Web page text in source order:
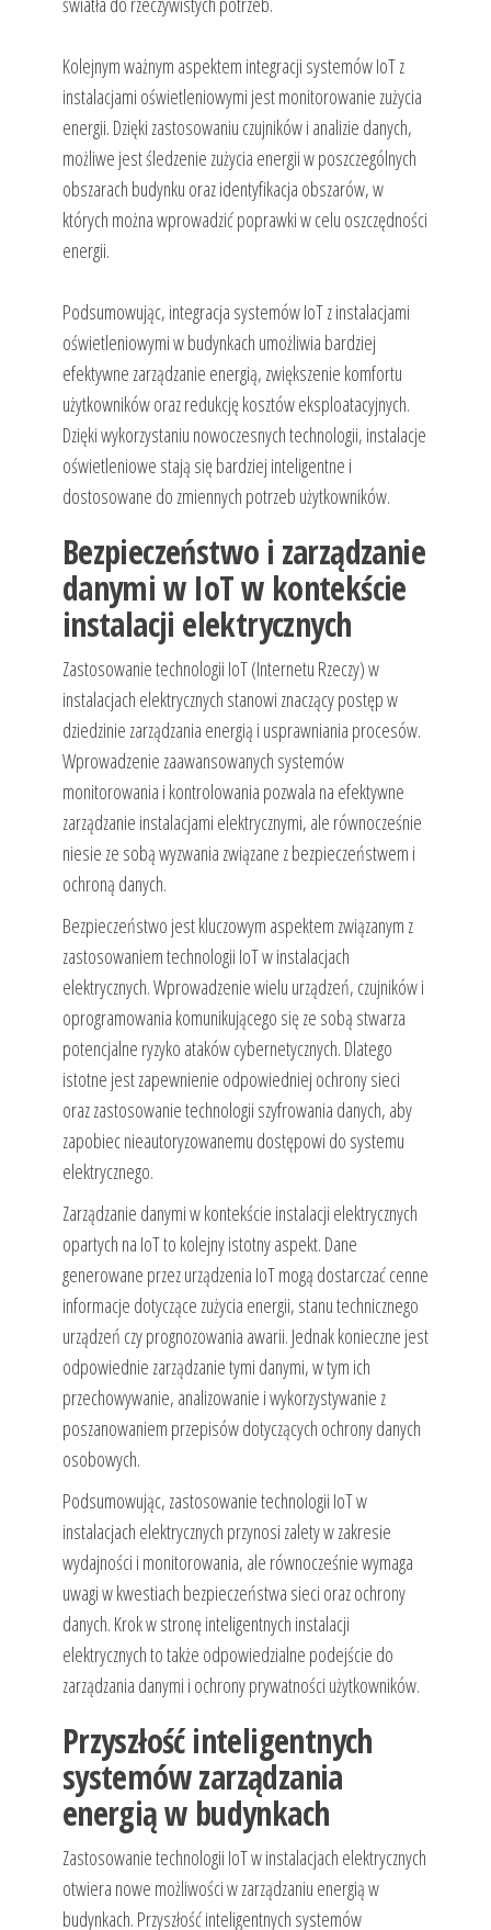
Kolejnym ważnym aspektem integracji systemów IoT z
instalacjami oświetleniowymi jest monitorowanie zużycia
energii. Dzięki zastosowaniu czujników i analizie danych,
możliwe jest śledzenie zużycia energii w poszczególnych
obszarach budynku oraz identyfikacja obszarów, w
których można wprowadzić poprawki w celu oszczędności
energii.
Podsumowując, integracja systemów IoT z instalacjami
oświetleniowymi w budynkach umożliwia bardziej
efektywne zarządzanie energią, zwiększenie komfortu
użytkowników oraz redukcję kosztów eksploatacyjnych.
Dzięki wykorzystaniu nowoczesnych technologii, instalacje
oświetleniowe stają się bardziej inteligentne i
dostosowane do zmiennych potrzeb użytkowników.
Bezpieczeństwo i zarządzanie
danymi w IoT w kontekście
instalacji elektrycznych
Zastosowanie technologii IoT (Internetu Rzeczy) w
instalacjach elektrycznych stanowi znaczący postęp w
dziedzinie zarządzania energią i usprawniania procesów.
Wprowadzenie zaawansowanych systemów
monitorowania i kontrolowania pozwala na efektywne
zarządzanie instalacjami elektrycznymi, ale równocześnie
niesie ze sobą wyzwania związane z bezpieczeństwem i
ochroną danych.
Bezpieczeństwo jest kluczowym aspektem związanym z
zastosowaniem technologii IoT w instalacjach
elektrycznych. Wprowadzenie wielu urządzeń, czujników i
oprogramowania komunikującego się ze sobą stwarza
potencjalne ryzyko ataków cybernetycznych. Dlatego
istotne jest zapewnienie odpowiedniej ochrony sieci
oraz zastosowanie technologii szyfrowania danych, aby
zapobiec nieautoryzowanemu dostępowi do systemu
elektrycznego.
Zarządzanie danymi w kontekście instalacji elektrycznych
opartych na IoT to kolejny istotny aspekt. Dane
generowane przez urządzenia IoT mogą dostarczać cenne
informacje dotyczące zużycia energii, stanu technicznego
urządzeń czy prognozowania awarii. Jednak konieczne jest
odpowiednie zarządzanie tymi danymi, w tym ich
przechowywanie, analizowanie i wykorzystywanie z
poszanowaniem przepisów dotyczących ochrony danych
osobowych.
Podsumowując, zastosowanie technologii IoT w
instalacjach elektrycznych przynosi zalety w zakresie
wydajności i monitorowania, ale równocześnie wymaga
uwagi w kwestiach bezpieczeństwa sieci oraz ochrony
danych. Krok w stronę inteligentnych instalacji
elektrycznych to także odpowiedzialne podejście do
zarządzania danymi i ochrony prywatności użytkowników.
Przyszłość inteligentnych
systemów zarządzania
energią w budynkach
Zastosowanie technologii IoT w instalacjach elektrycznych
otwiera nowe możliwości w zarządzaniu energią w
budynkach. Przyszłość inteligentnych systemów